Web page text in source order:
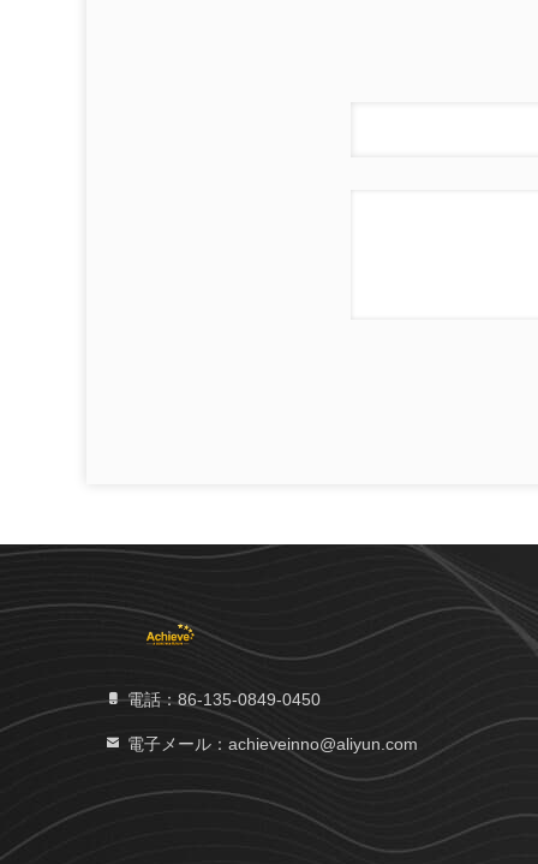
電話：86-135-0849-0450
電子メール：achieveinno@aliyun.com